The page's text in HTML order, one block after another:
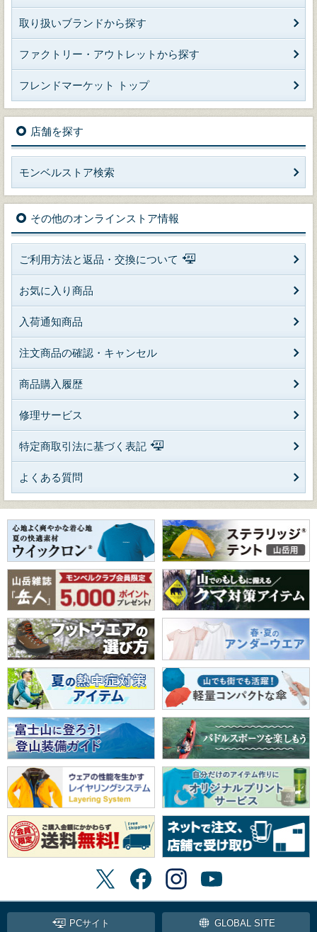
取り扱いブランドから探す
ファクトリー・アウトレットから探す
フレンドマーケット トップ
店舗を探す
モンベルストア検索
その他のオンラインストア情報
ご利用方法と返品・交換について
お気に入り商品
入荷通知商品
注文商品の確認・キャンセル
商品購入履歴
修理サービス
特定商取引法に基づく表記
よくある質問
PCサイト GLOBAL SITE